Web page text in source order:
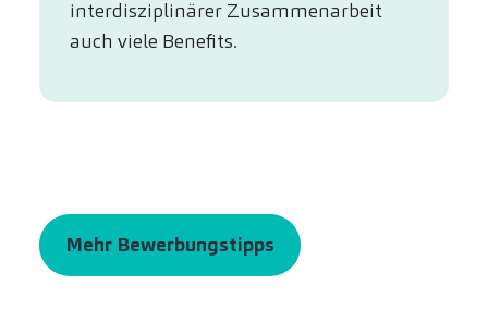
interdisziplinärer Zusammenarbeit
auch viele Benefits.
Mehr Bewerbungstipps